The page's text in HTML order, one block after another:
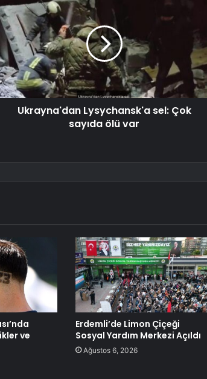
Ukrayna'dan Lysychansk'a sel: Çok
sayıda ölü var
ve
Erdemli’de Limon Çiçeği
Sosyal Yardım Merkezi Açıldı
Ağustos 6, 2026